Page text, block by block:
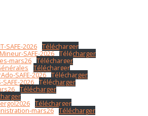
SAFE-2026 Télécharger
SAFE-2026 Télécharger
mars26 Télécharger
Télécharger
SAFE-2026 Télécharger
2026 Télécharger
Télécharger
Télécharger
mars26 Télécharger